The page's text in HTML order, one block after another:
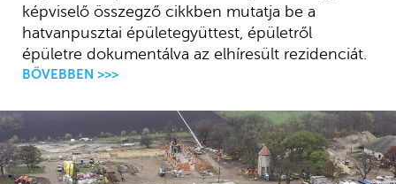
képviselő összegző cikkben mutatja be a
hatvanpusztai épületegyüttest, épületről
épületre dokumentálva az elhíresült rezidenciát.
BŐVEBBEN >>>